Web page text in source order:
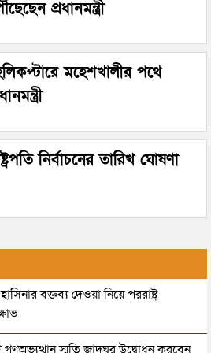
প্রধানমন্ত্রী
মহেশখালীর পথে
নির্বাচনের তারিখ ঘোষণা
বক্তব্য দেওয়া নিয়ে পররাষ্ট্র